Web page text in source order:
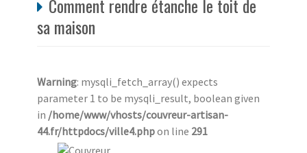
Comment rendre étanche le toit de
sa maison
Warning: mysqli_fetch_array() expects
parameter 1 to be mysqli_result, boolean given
in /home/www/vhosts/couvreur-artisan-
44.fr/httpdocs/ville4.phpon line 291